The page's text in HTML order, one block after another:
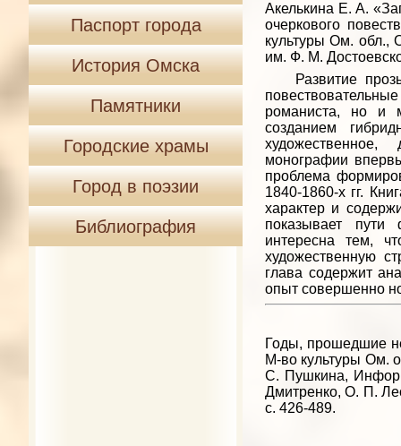
Паспорт города
История Омска
Памятники
Городские храмы
Город в поэзии
Библиография
Акелькина Е. А.
очеркового
культуры Ом. обл.,
им. Ф. М.
Развитие прозы
романиста, но и
созданием
монографии
проблема
1840-1860-х гг.
характер и
показывает пути
интересна тем,
художественную
глава содержит
опыт совершенно
Годы, прошедшие
М-во культуры Ом.
С. Пушкина,
Дмитренко, О. П.
с. 426-489.